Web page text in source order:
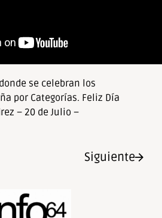
se celebran los
por Categorías. Feliz Día
– 20 de Julio –
Siguiente